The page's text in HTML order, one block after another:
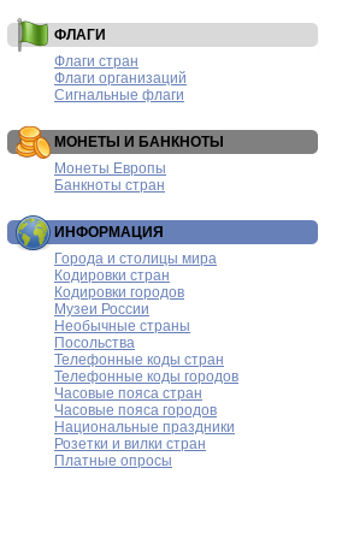
ФЛАГИ
Флаги стран
Флаги организаций
Сигнальные флаги
МОНЕТЫ И БАНКНОТЫ
Монеты Европы
Банкноты стран
ИНФОРМАЦИЯ
Города и столицы мира
Кодировки стран
Кодировки городов
Музеи России
Необычные страны
Посольства
Телефонные коды стран
Телефонные коды городов
Часовые пояса стран
Часовые пояса городов
Национальные праздники
Розетки и вилки стран
Платные опросы